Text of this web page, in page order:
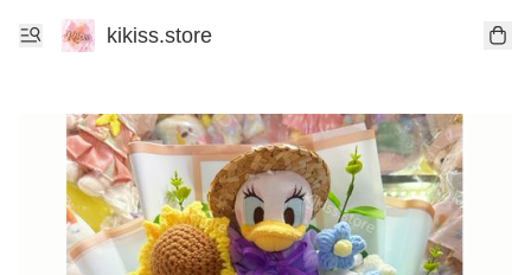
kikiss.store